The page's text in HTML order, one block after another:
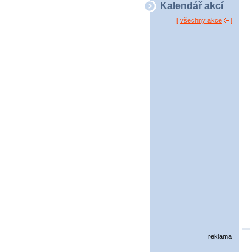
Kalendář akcí
[ všechny akce ]
reklama